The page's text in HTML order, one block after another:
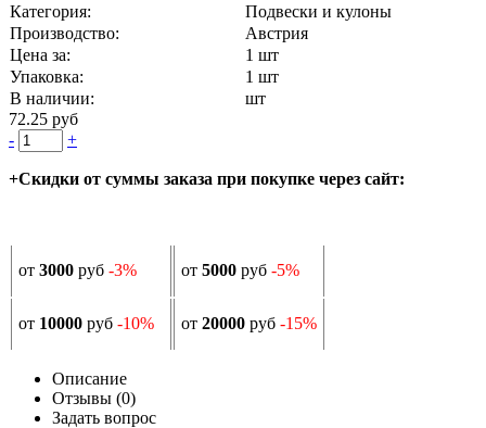
Категория:
Подвески и кулоны
Производство:
Австрия
Цена за:
1 шт
Упаковка:
1 шт
В наличии:
шт
72.25 руб
-
+
+Скидки от суммы заказа при покупке через сайт:
от 3000 руб -3% от 5000 руб -5%
от 10000 руб -10% от 20000 руб -15%
Описание
Отзывы (0)
Задать вопрос